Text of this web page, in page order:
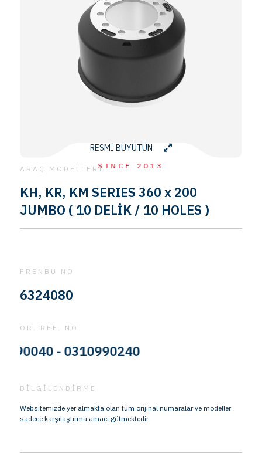
SINCE 2013
RESMİ BÜYÜTÜN
ARAÇ MODELLERİ
KH, KR, KM SERIES 360 x 200
JUMBO ( 10 DELİK / 10 HOLES )
FRENBU NO
6324080
OR. REF. NO
- 0310990240
BİLGİLENDİRME
Websitemizde yer almakta olan tüm orijinal numaralar ve modeller
sadece karşılaştırma amacı gütmektedir.